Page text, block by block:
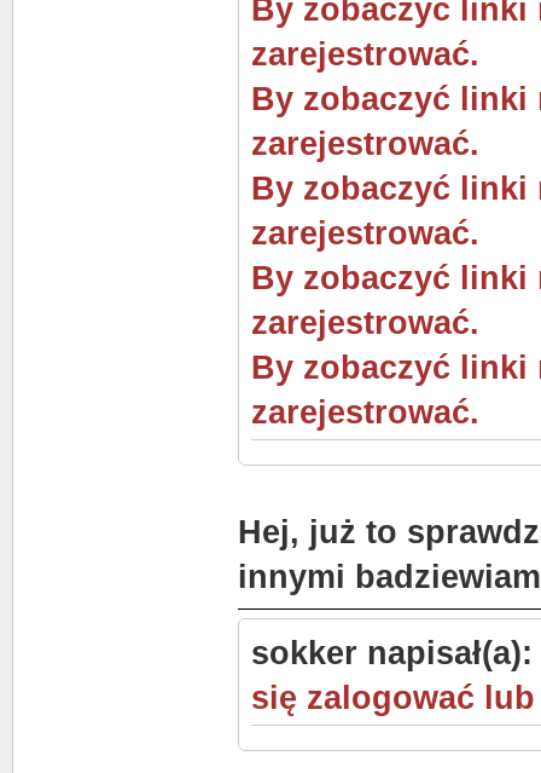
By zobaczyć
zarejestrować.
By zobaczyć linki
zarejestrować.
By zobaczyć linki
zarejestrować.
By zobaczyć linki
zarejestrować.
By zobaczyć linki
zarejestrować.
Hej, już to
innymi
sokker napisał(a):
się zalogować